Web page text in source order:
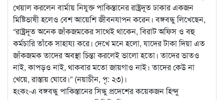
খেয়াল করলেন বার্মায় নিযুক্ত পাকিস্তানের রাষ্ট্রদূত ঢাকার একজন
মিষ্টিভাষী হলেও বেশ আয়েশি জীবনযাপন করেন। বঙ্গবন্ধু লিখেছেন,
“রাষ্ট্রদূত অনেক জাঁকজমকের সাথেই থাকেন, বিরাট অফিস ও বহু
কর্মচারি তাঁকে সাহায্য করে। দেখে মনে হলো, যাদের টাকা দিয়া এত
জাঁকজমক তাদের অবস্থা চিন্তা করলেই ভালো হতো। তাদের ভাতও
নাই, কাপড়ও নাই, থাকবার মতো জায়গাও নাই। তাদের কেউ না
খেয়ে, রাস্তায় ঘোরে।” (নয়াচীন, পৃ: ২৩)।
হংকং-এ বঙ্গবন্ধু পাকিস্তানের সিন্ধু প্রদেশের কয়েকজন হিন্দু